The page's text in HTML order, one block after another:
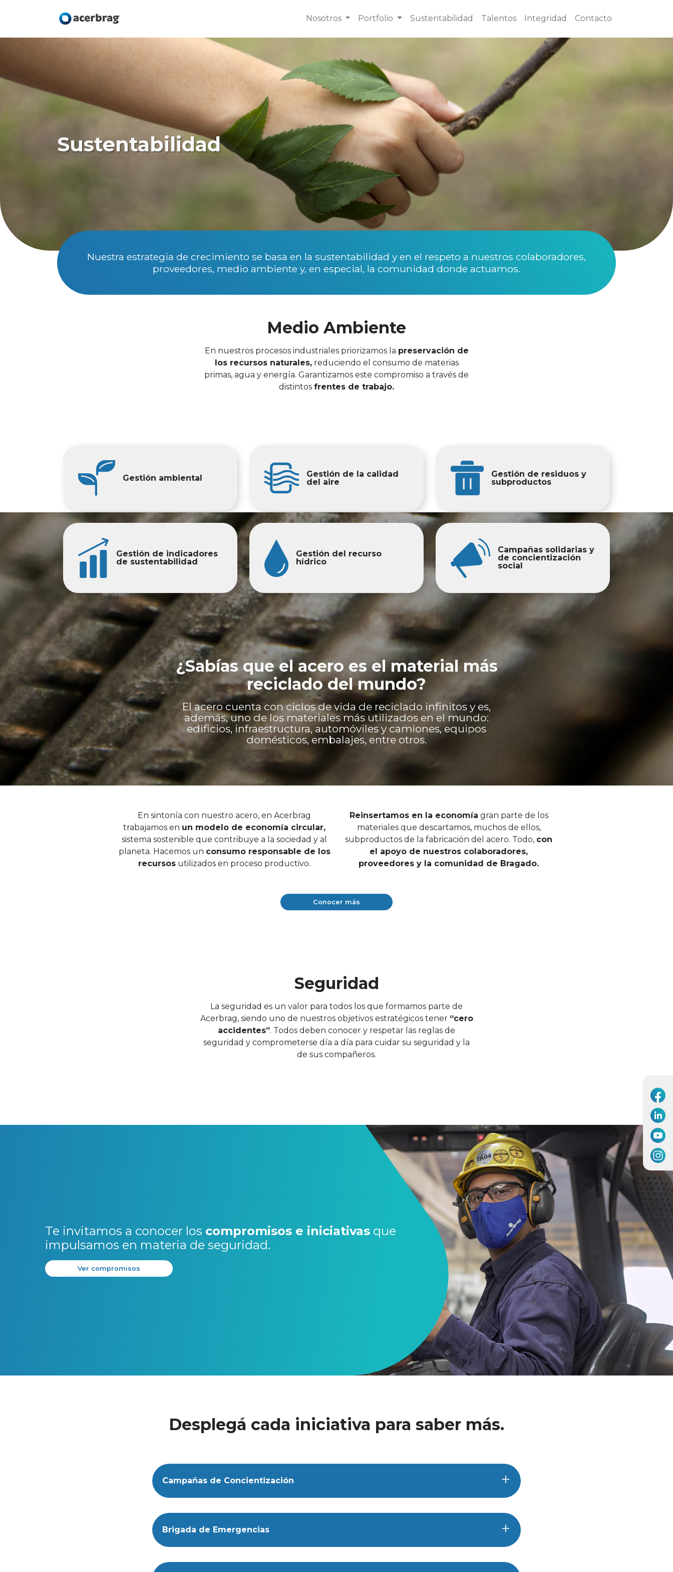
Nosotros Portfolio Sustentabilidad Talentos Integridad Contacto
Sustentabilidad
Nuestra estrategia de crecimiento se basa en la sustentabilidad y en el respeto a nuestros colaboradores,
proveedores, medio ambiente y, en especial, la comunidad donde actuamos.
Medio Ambiente
En nuestros procesos industriales priorizamos la preservación de
los recursos naturales,reduciendo el consumo de materias
primas, agua y energía. Garantizamos este compromiso a través de
distintos frentes de trabajo.
Gestión ambiental
Gestión de la calidad
del aire
Gestión de residuos y
subproductos
Gestión de indicadores
de sustentabilidad
Gestión del recurso
hídrico
Campañas solidarias y
de concientización
social
¿Sabías que el acero es el material más
reciclado del mundo?
El acero cuenta con ciclos de vida de reciclado infinitos y es,
además, uno de los materiales más utilizados en el mundo:
edificios, infraestructura, automóviles y camiones, equipos
domésticos, embalajes, entre otros.
En sintonía con nuestro acero, en Acerbrag
trabajamos en un modelo de economía circular,
sistema sostenible que contribuye a la sociedad y al
planeta. Hacemos un consumo responsable de los
recursos utilizados en proceso productivo.
Reinsertamos en la economía gran parte de los
materiales que descartamos, muchos de ellos,
subproductos de la fabricación del acero. Todo, con
el apoyo de nuestros colaboradores,
proveedores y la comunidad de Bragado.
Conocer más
Seguridad
La seguridad es un valor para todos los que formamos parte de
Acerbrag, siendo uno de nuestros objetivos estratégicos tener “cero
accidentes”. Todos deben conocer y respetar las reglas de
seguridad y comprometerse día a día para cuidar su seguridad y la
de sus compañeros.
Te invitamos a conocer los compromisos e iniciativasque
impulsamos en materia de seguridad.
Ver compromisos
Desplegá cada iniciativa para saber más.
Campañas de Concientización
Brigada de Emergencias